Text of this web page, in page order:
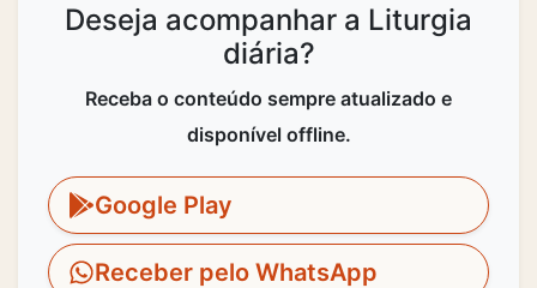
Deseja acompanhar a Liturgia
diária?
Receba o conteúdo sempre atualizado e
disponível offline.
Google Play
Receber pelo WhatsApp